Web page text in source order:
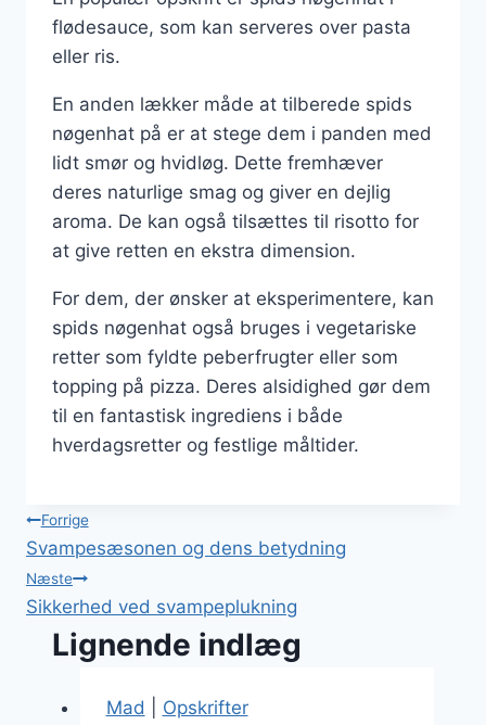
flødesauce, som kan serveres over pasta
eller ris.
En anden lækker måde at tilberede spids
nøgenhat på er at stege dem i panden med
lidt smør og hvidløg. Dette fremhæver
deres naturlige smag og giver en dejlig
aroma. De kan også tilsættes til risotto for
at give retten en ekstra dimension.
For dem, der ønsker at eksperimentere, kan
spids nøgenhat også bruges i vegetariske
retter som fyldte peberfrugter eller som
topping på pizza. Deres alsidighed gør dem
til en fantastisk ingrediens i både
hverdagsretter og festlige måltider.
Indlægsnavigation
Forrige
Svampesæsonen og dens betydning
Næste
Sikkerhed ved svampeplukning
Lignende indlæg
Mad Opskrifter